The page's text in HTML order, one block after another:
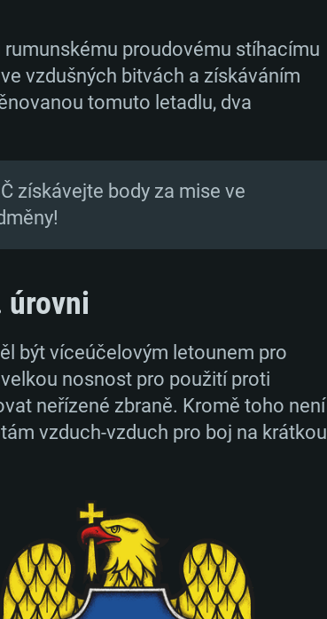
proudovému stíhacímu
vzdušných bitvách a získáváním
tomuto letadlu, dva
získávejte body za mise ve
úrovni
být víceúčelovým letounem pro
nosnost pro použití proti
neřízené zbraně. Kromě toho není
vzduch-vzduch pro boj na krátkou